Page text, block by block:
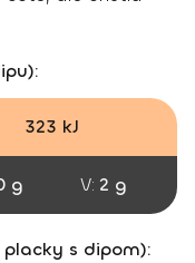
323 kJ
g V: 2 g
s dipom):